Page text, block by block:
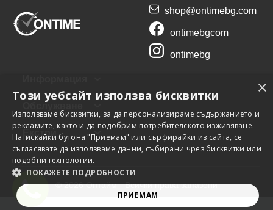
shop@ontimebg.com
ontimebgcom
ontimebg
Екстри
© 2026 Онтайм - Всички права запазени
×
Този уебсайт използва бисквитки
Използваме бисквитки, за да персонализираме съдържанието и
рекламите, както и да подобрим потребителското изживяване.
Натискайки бутона "Приемам" или сърфирайки из сайта, се
съгласявате да използваме данни, събирани чрез бисквитки или
подобни технологии.
ПОКАЖЕТЕ ПОДРОБНОСТИ
ПРИЕМАМ